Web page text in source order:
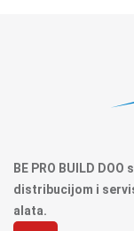
BE PRO BUILD
distribucijom i
alata.